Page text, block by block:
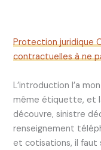
Protection juridique
contractuelles à ne
L’introduction l’a
même étiquette, et
découvre, sinistre
renseignement
et cotisations, il faut